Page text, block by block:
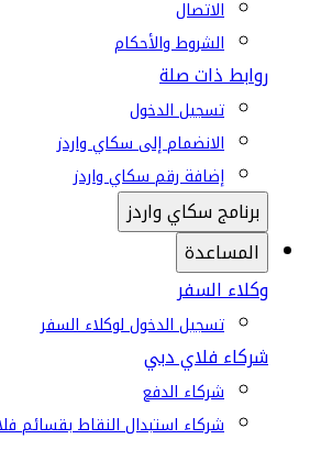
الاتصال
الشروط والأحكام
روابط ذات صلة
تسجيل الدخول
الانضمام إلى سكاي واردز
إضافة رقم سكاي واردز
برنامج سكاي واردز
المساعدة
وكلاء السفر
تسجيل الدخول لوكلاء السفر
شركاء فلاي دبي
شركاء الدفع
شركاء استبدال النقاط بقسائم